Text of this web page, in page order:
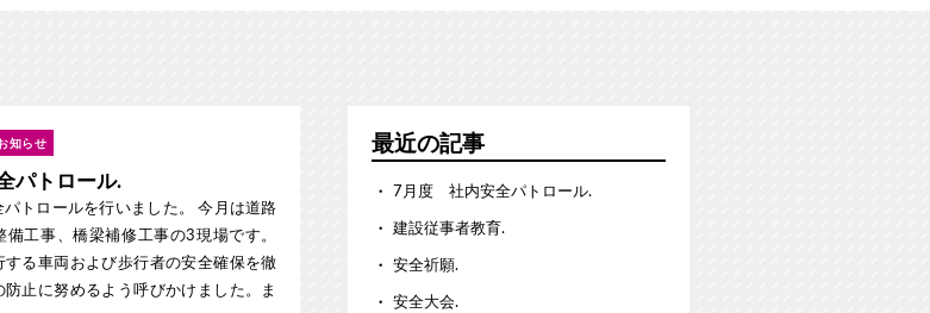
知らせ
パトロール.
トロールを行いました。 今月は道路
備工事、橋梁補修工事の3現場です。
する車両および歩行者の安全確保を徹
止に努めるよう呼びかけました。ま
最近の記事
7月度 社内安全パトロール.
建設従事者教育.
安全祈願.
安全大会.